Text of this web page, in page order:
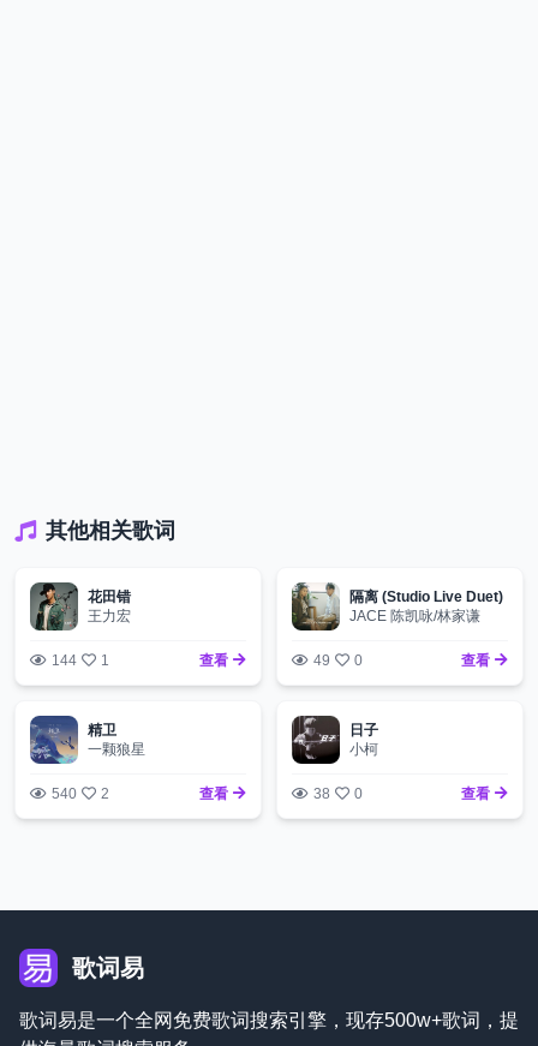
其他相关歌词
花田错
王力宏
144 1 查看
隔离 (Studio Live Duet)
JACE 陈凯咏/林家谦
49 0 查看
精卫
一颗狼星
540 2 查看
日子
小柯
38 0 查看
歌词易
歌词易是一个全网免费歌词搜索引擎，现存500w+歌词，提